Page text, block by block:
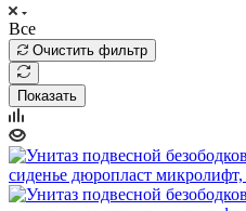
Все
Очистить фильтр
Показать